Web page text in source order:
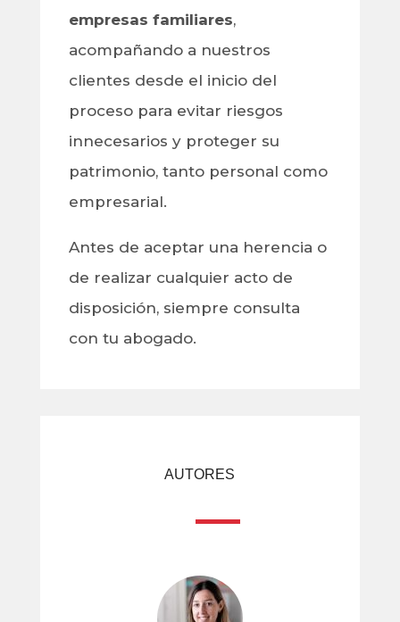
empresas familiares,
acompañando a nuestros
clientes desde el inicio del
proceso para evitar riesgos
innecesarios y proteger su
patrimonio, tanto personal como
empresarial.
Antes de aceptar una herencia o
de realizar cualquier acto de
disposición, siempre consulta
con tu abogado.
AUTORES